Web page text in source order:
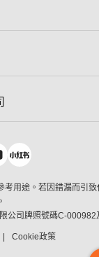
登記
考用途。若因錯漏而引
公司牌照號碼C-000982
Cookie政策